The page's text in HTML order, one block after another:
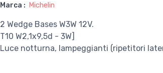
Marca : Michelin
2 Wedge Bases W3W 12V.
T10 W2,1x9,5d - 3W]
Luce notturna, lampeggianti (ripetitori